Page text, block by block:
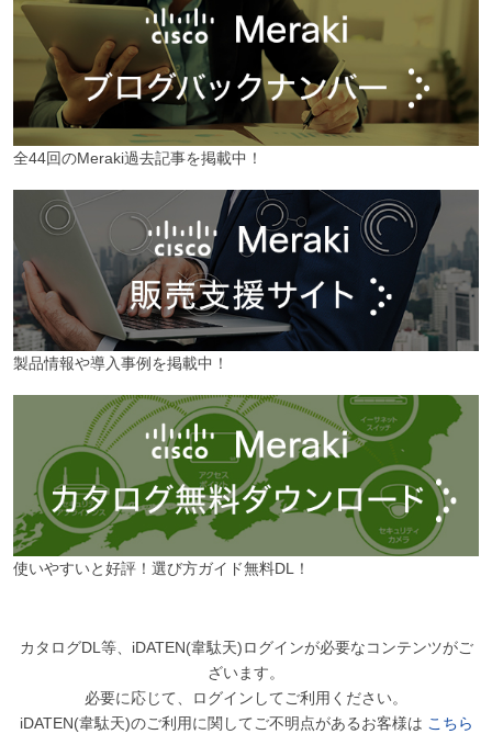
全44回のMeraki過去記事を掲載中！
製品情報や導入事例を掲載中！
使いやすいと好評！選び方ガイド無料DL！
カタログDL等、iDATEN(韋駄天)ログインが必要なコンテンツがご
ざいます。
必要に応じて、ログインしてご利用ください。
iDATEN(韋駄天)のご利用に関してご不明点があるお客様は こちら